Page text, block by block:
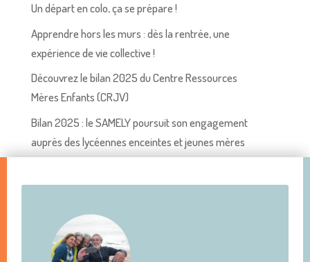
Un départ en colo, ça se prépare !
Apprendre hors les murs : dès la rentrée, une
expérience de vie collective !
Découvrez le bilan 2025 du Centre Ressources
Mères Enfants (CRJV)
Bilan 2025 : le SAMELY poursuit son engagement
auprès des lycéennes enceintes et jeunes mères